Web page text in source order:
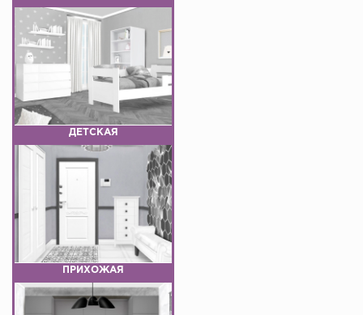
ДЕТСКАЯ
ПРИХОЖАЯ